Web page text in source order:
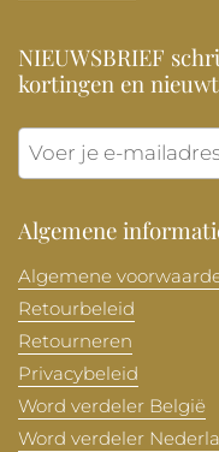
NIEUWSBRIEF
kortingen en
Algemene
Algemene
Retourbeleid
Retourneren
Privacybeleid
Word verdeler België
Word verdeler